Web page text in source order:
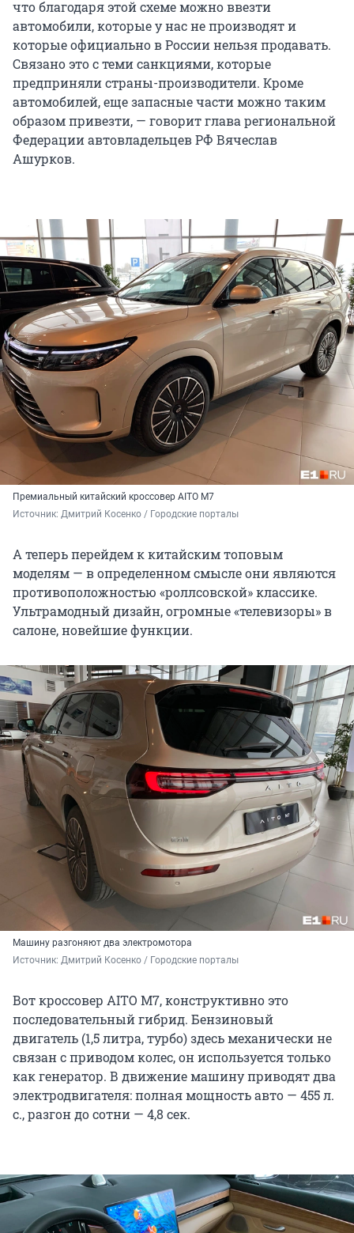
что благодаря этой схеме можно ввезти
автомобили, которые у нас не производят и
которые официально в России нельзя продавать.
Связано это с теми санкциями, которые
предприняли страны-производители. Кроме
автомобилей, еще запасные части можно таким
образом привезти, — говорит глава региональной
Федерации автовладельцев РФ Вячеслав
Ашурков.
Премиальный китайский кроссовер AITO M7
Источник: Дмитрий Косенко / Городские порталы
А теперь перейдем к китайским топовым
моделям — в определенном смысле они являются
противоположностью «роллсовской» классике.
Ультрамодный дизайн, огромные «телевизоры» в
салоне, новейшие функции.
Машину разгоняют два электромотора
Источник: Дмитрий Косенко / Городские порталы
Вот кроссовер AITO M7, конструктивно это
последовательный гибрид. Бензиновый
двигатель (1,5 литра, турбо) здесь механически не
связан с приводом колес, он используется только
как генератор. В движение машину приводят два
электродвигателя: полная мощность авто — 455 л.
с., разгон до сотни — 4,8 сек.